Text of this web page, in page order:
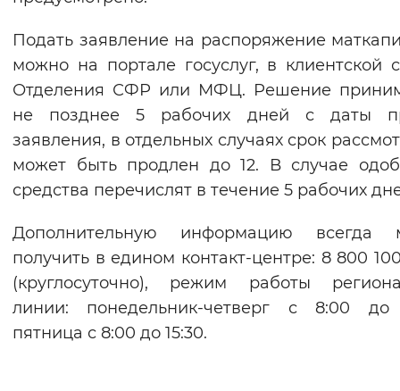
Подать заявление на распоряжение
можно на портале госуслуг, в клиентской
Отделения СФР или МФЦ. Решение
не позднее 5 рабочих дней с даты
заявления, в отдельных случаях срок
может быть продлен до 12. В случае
средства перечислят в течение 5 рабочих
Дополнительную информацию всегда
получить в едином контакт-центре: 8 800
(круглосуточно), режим работы
линии: понедельник-четверг с 8:00 до
пятница с 8:00 до 15:30.